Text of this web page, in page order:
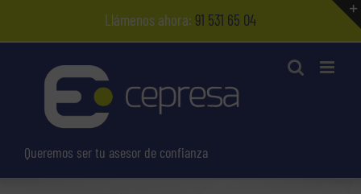
contenido
Llámenos ahora: 91 531 65 04
Queremos ser tu asesor de confianza